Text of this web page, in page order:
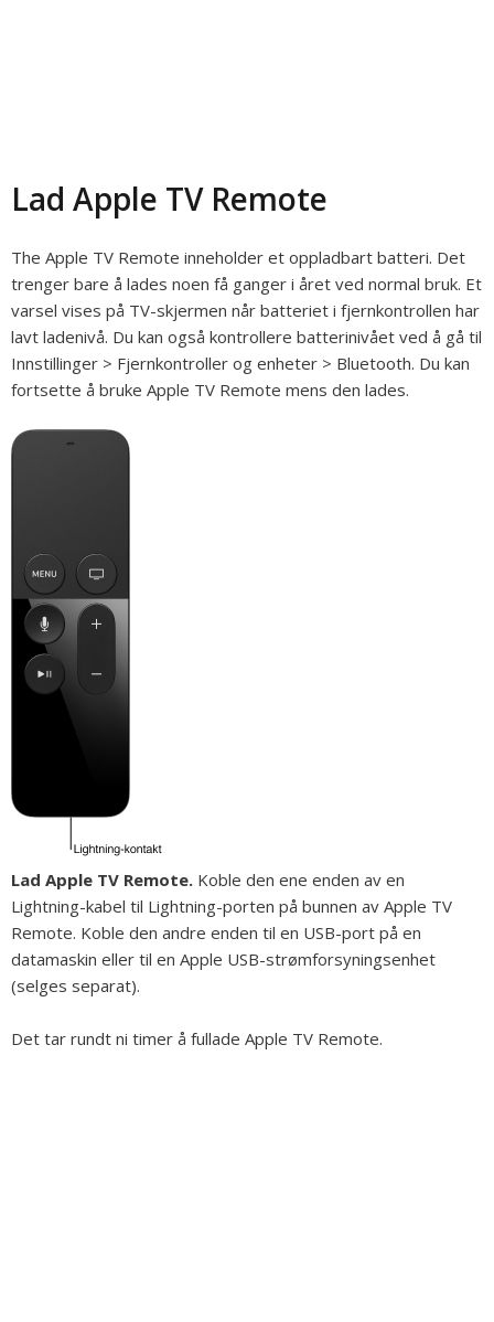
Lad Apple TV Remote
The Apple TV Remote inneholder et oppladbart batteri. Det
trenger bare å lades noen få ganger i året ved normal bruk. Et
varsel vises på TV-skjermen når batteriet i fjernkontrollen har
lavt ladenivå. Du kan også kontrollere batterinivået ved å gå til
Innstillinger > Fjernkontroller og enheter > Bluetooth. Du kan
fortsette å bruke Apple TV Remote mens den lades.
Lad Apple TV Remote. Koble den ene enden av en
Lightning-kabel til Lightning-porten på bunnen av Apple TV
Remote. Koble den andre enden til en USB-port på en
datamaskin eller til en Apple USB-strømforsyningsenhet
(selges separat).
Det tar rundt ni timer å fullade Apple TV Remote.